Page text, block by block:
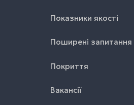
Показники якості
Поширені запитання
Покриття
Вакансії